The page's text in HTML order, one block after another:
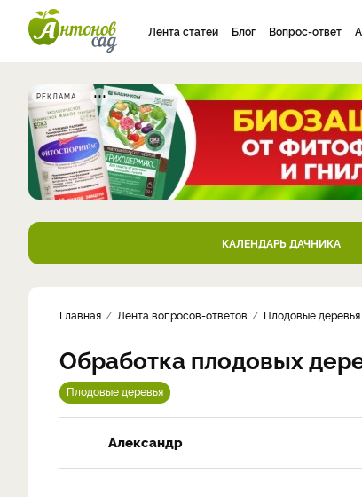
Лента статей Блог Вопрос-ответ
РЕКЛАМА
КАЛЕНДАРЬ ДАЧНИКА
Главная Лента вопросов-ответов Плодовые деревья
Обработка плодовых
Плодовые деревья
Александр